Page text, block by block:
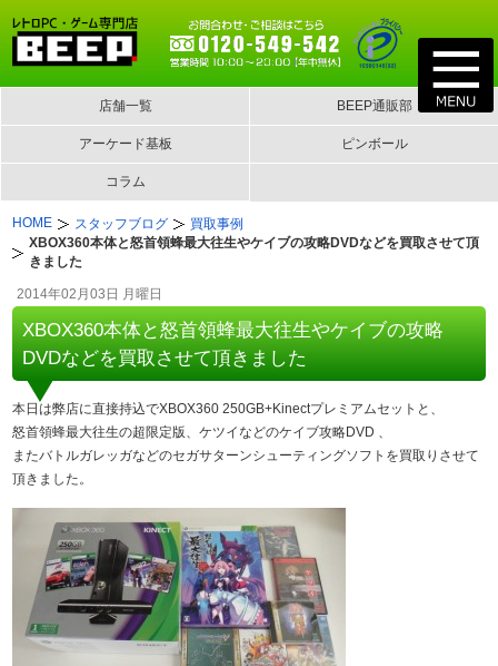
店舗一覧 BEEP通販部
アーケード基板 ピンボール
コラム
HOME スタッフブログ
買取事例
XBOX360本体と怒首領蜂最大往生やケイブの攻略DVDなどを買取させて頂
きました
2014年02月03日 月曜日
XBOX360本体と怒首領蜂最大往生やケイブの攻略
DVDなどを買取させて頂きました
本日は弊店に直接持込でXBOX360 250GB+Kinectプレミアムセットと、
怒首領蜂最大往生の超限定版、ケツイなどのケイブ攻略DVD 、
またバトルガレッガなどのセガサターンシューティングソフトを買取りさせて
頂きました。